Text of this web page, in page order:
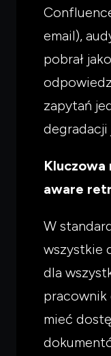
email),
pobrał
zapytań
degradacji
Kluczowa
aware
W
wszystkie
dla
pracownik
mieć